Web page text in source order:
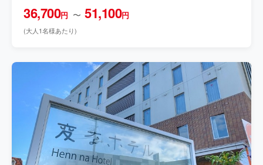
36,700円 〜 51,100円
(大人1名様あたり)